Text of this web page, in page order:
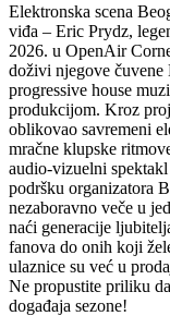
Elektronska scena
viđa – Eric Prydz,
2026. u OpenAir
doživi njegove čuvene
progressive house
produkcijom. Kroz
oblikovao savremeni
mračne klupske
audio-vizuelni
podršku organizatora
nezaboravno veče u
naći generacije
fanova do onih koji
ulaznice su već u
Ne propustite priliku
događaja sezone!